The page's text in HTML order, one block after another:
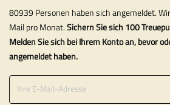
80939 Personen haben sich angemeldet.
Mail pro Monat.Sichern Sie sich 100
Melden Sie sich bei Ihrem Konto an, bevor
angemeldet haben.